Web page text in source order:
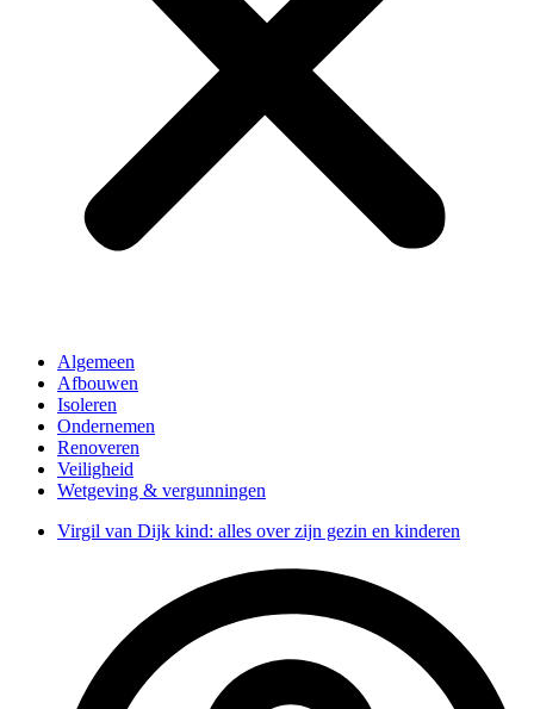
Algemeen
Afbouwen
Isoleren
Ondernemen
Renoveren
Veiligheid
Wetgeving & vergunningen
Virgil van Dijk kind: alles over zijn gezin en kinderen